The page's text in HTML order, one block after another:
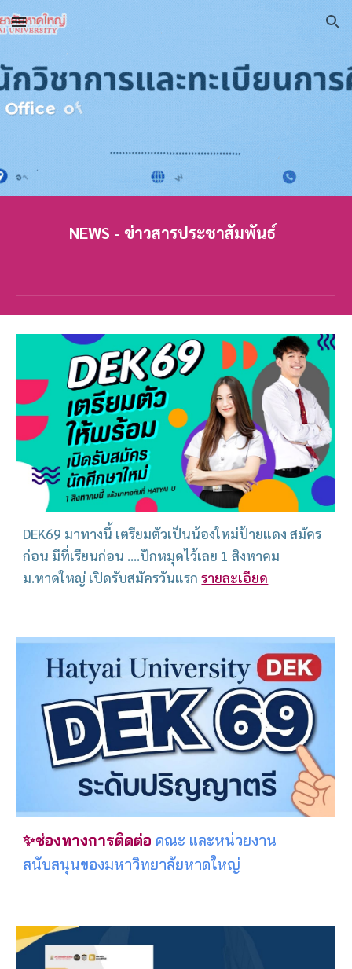
Skip to main content Skip to navigation
NEWS - ข่าวสารประชาสัมพันธ์
DEK69 มาทางนี้ เตรียมตัวเป็นน้องใหม่ป้ายแดง สมัคร
ก่อน มีที่เรียนก่อน ....ปักหมุดไว้เลย 1 สิงหาคม
ม.หาดใหญ่ เปิดรับสมัครวันแรก รายละเอียด
✨ช่องทางการติดต่อ คณะ และหน่วยงาน
สนับสนุนของมหาวิทยาลัยหาดใหญ่